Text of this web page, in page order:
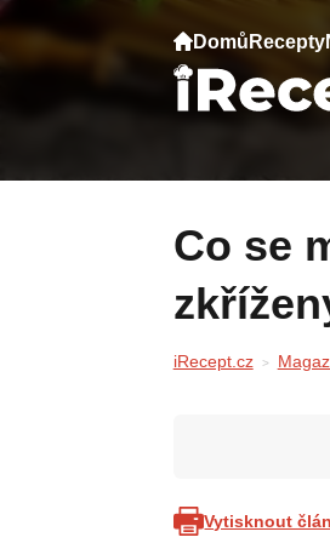
Domů Recepty
Co se může stát, pokud sedíte se
iRecept.cz
Vytisknout